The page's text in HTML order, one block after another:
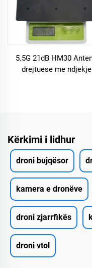
5.5G 21dB HM30
drejtuese me ndjekje
Kërkimi i lidhur
droni bujqësor
kamera e dronëve
droni zjarrfikës
droni vtol